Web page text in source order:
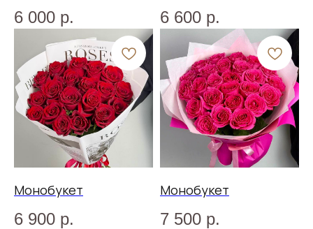
6 000 р. 6 600 р.
Монобукет
6 900 р.
Монобукет
7 500 р.